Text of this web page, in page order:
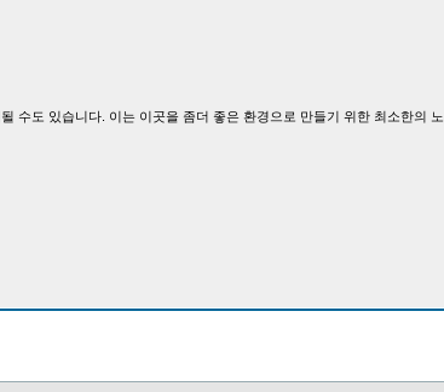
수도 있습니다. 이는 이곳을 좀더 좋은 환경으로 만들기 위한 최소한의 노